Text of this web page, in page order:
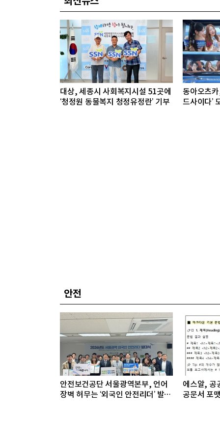
대상, 세종시 사회복지시설 51곳에
‘청정원 동물복지 청정유정란’ 기부
동아오츠
드사이다’
안전
안전보건공단 서울광역본부, 언어
장벽 허무는 ‘외국인 안전리더’ 발대
에스알, 공
공문서 포